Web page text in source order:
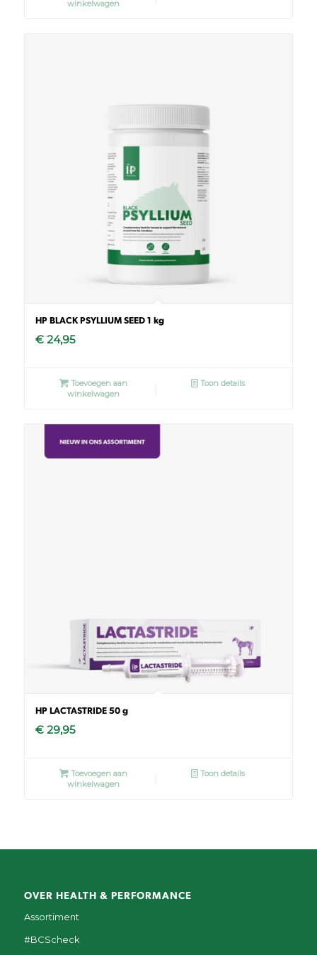
winkelwagen
HP BLACK PSYLLIUM SEED 1 kg
€24,95
Toevoegen aan
winkelwagen
Toon details
HP LACTASTRIDE 50 g
€29,95
Toevoegen aan
winkelwagen
Toon details
OVER HEALTH & PERFORMANCE
Assortiment
#BCScheck